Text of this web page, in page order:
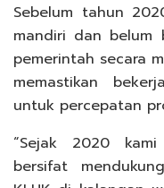
Sebelum tahun
mandiri dan belum
pemerintah secara
memastikan
untuk percepatan
“Sejak 2020
bersifat